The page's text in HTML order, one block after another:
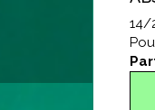
14/